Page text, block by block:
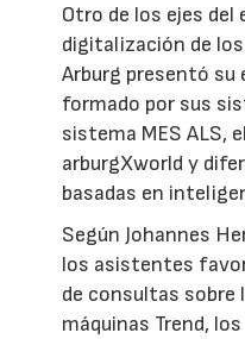
Otro de los ejes del
digitalización de
Arburg presentó
formado por sus
sistema MES ALS,
arburgXworld y
basadas en
Según Johannes
los asistentes
de consultas sobre
máquinas Trend,